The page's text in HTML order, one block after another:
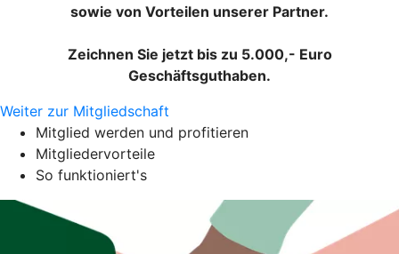
sowie von Vorteilen unserer Partner.
Zeichnen Sie jetzt bis zu 5.000,- Euro
Geschäftsguthaben.
Weiter zur Mitgliedschaft
Mitglied werden und profitieren
Mitgliedervorteile
So funktioniert's